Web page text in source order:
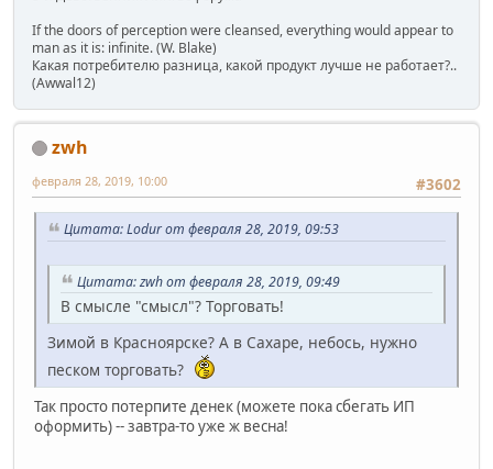
If the doors of perception were cleansed, everything would appear to
man as it is: infinite. (W. Blake)
Какая потребителю разница, какой продукт лучше не работает?..
(Awwal12)
zwh
#3602
февраля 28, 2019, 10:00
Цитата: Lodur от февраля 28, 2019, 09:53
Цитата: zwh от февраля 28, 2019, 09:49
В смысле "смысл"? Торговать!
Зимой в Красноярске? А в Сахаре, небось, нужно
песком торговать?
Так просто потерпите денек (можете пока сбегать ИП
оформить) -- завтра-то уже ж весна!